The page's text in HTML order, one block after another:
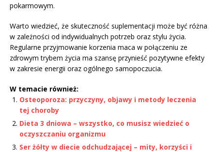
pokarmowym.
Warto wiedzieć, że skuteczność suplementacji może być różna
w zależności od indywidualnych potrzeb oraz stylu życia.
Regularne przyjmowanie korzenia maca w połączeniu ze
zdrowym trybem życia ma szansę przynieść pozytywne efekty
w zakresie energii oraz ogólnego samopoczucia.
W temacie również:
Osteoporoza: przyczyny, objawy i metody leczenia
tej choroby
Dieta 3 dniowa – wszystko, co musisz wiedzieć o
oczyszczaniu organizmu
Ser żółty w diecie odchudzającej – mity, korzyści i